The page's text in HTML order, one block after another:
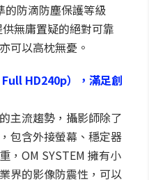
的防滴防塵保護等級
供無庸置疑的絕對可靠
可以高枕無憂。
HD240p），滿足創
主流趨勢，攝影師除了
包含外接螢幕、穩定器
，OM SYSTEM 擁有小
界的影像防震性，可以